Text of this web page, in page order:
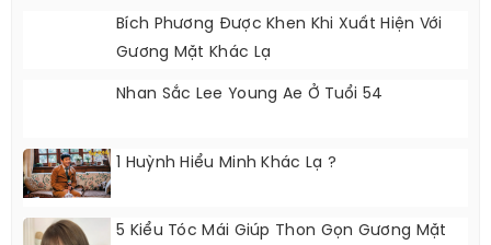
Bích Phương Được Khen Khi Xuất Hiện Với
Gương Mặt Khác Lạ
Nhan Sắc Lee Young Ae Ở Tuổi 54
1 Huỳnh Hiểu Minh Khác Lạ ?
5 Kiểu Tóc Mái Giúp Thon Gọn Gương Mặt